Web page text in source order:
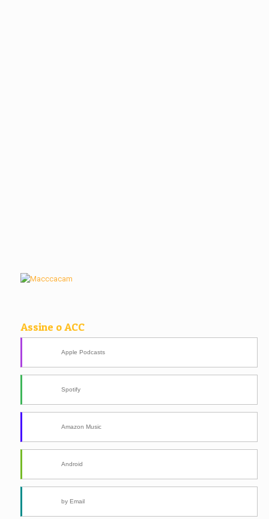
Assine o ACC
Apple Podcasts
Spotify
Amazon Music
Android
by Email